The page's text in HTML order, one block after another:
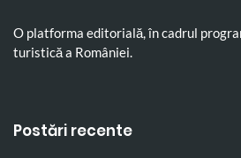
O platforma editorială, în cadrul
turistică a României.
Postări recente